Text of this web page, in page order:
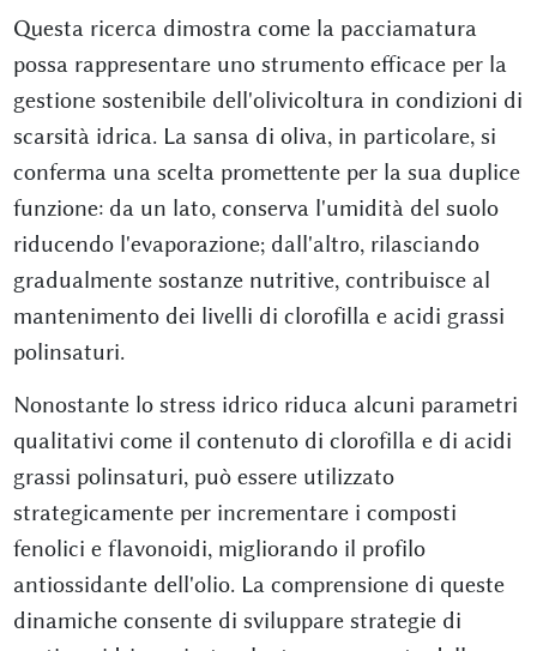
Questa ricerca dimostra come la pacciamatura
possa rappresentare uno strumento efficace per la
gestione sostenibile dell'olivicoltura in condizioni di
scarsità idrica. La sansa di oliva, in particolare, si
conferma una scelta promettente per la sua duplice
funzione: da un lato, conserva l'umidità del suolo
riducendo l'evaporazione; dall'altro, rilasciando
gradualmente sostanze nutritive, contribuisce al
mantenimento dei livelli di clorofilla e acidi grassi
polinsaturi.
Nonostante lo stress idrico riduca alcuni parametri
qualitativi come il contenuto di clorofilla e di acidi
grassi polinsaturi, può essere utilizzato
strategicamente per incrementare i composti
fenolici e flavonoidi, migliorando il profilo
antiossidante dell'olio. La comprensione di queste
dinamiche consente di sviluppare strategie di